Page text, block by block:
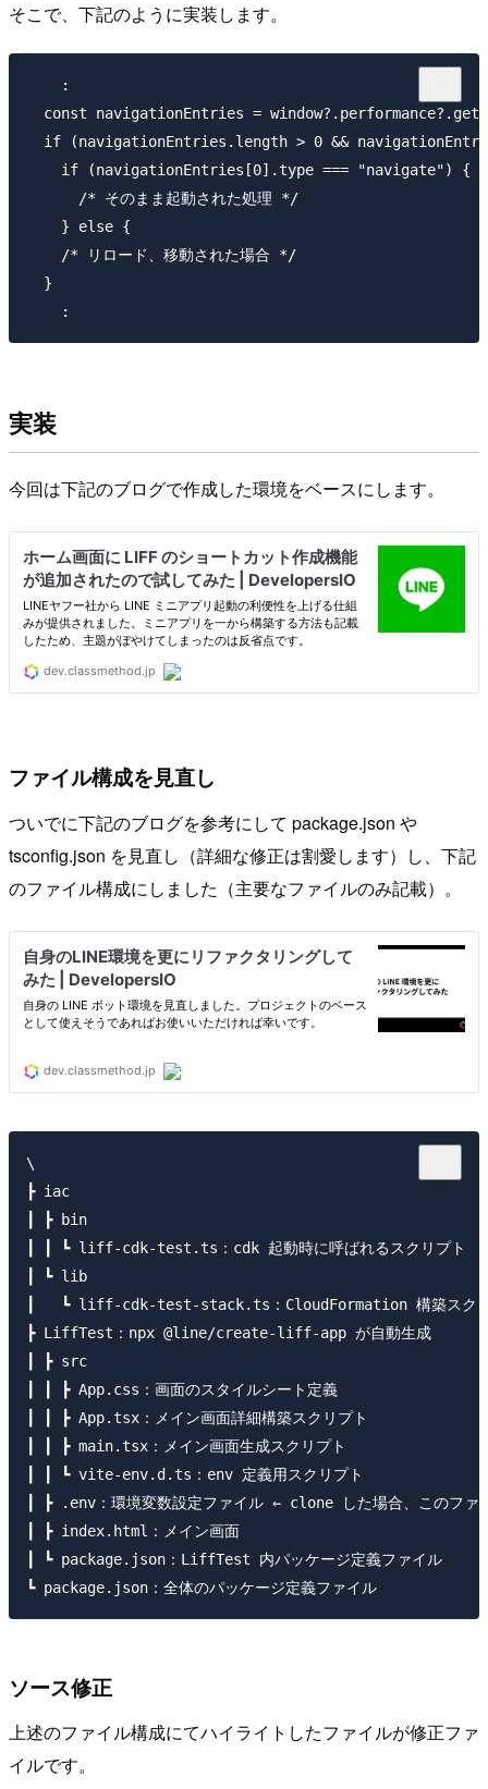
そこで、下記のように実装します。
    :
const navigationEntries =
if (navigationEntries.length > 0 &&
    if (navigationEntries[0].type === "navigate") {
      /* そのまま起動された処理 */
    } else {
    /* リロード、移動された場合 */
  }
実装
今回は下記のブログで作成した環境をベースにします。
ファイル構成を見直し
ついでに下記のブログを参考にして package.json や
tsconfig.json を見直し（詳細な修正は割愛します）し、下記
のファイル構成にしました（主要なファイルのみ記載）。
\
┣ iac
┃ ┣ bin
┃ ┃ ┗ liff-cdk-test.ts：cdk 起動時に呼ばれるスクリプト
┃ ┗ lib
┃   ┗ liff-cdk-test-stack.ts：CloudFormation 構築スク
┣ LiffTest：npx @line/create-liff-app が自動生成
┃ ┣ src
┃ ┃ ┣ App.css：画面のスタイルシート定義
┃ ┃ ┣ App.tsx：メイン画面詳細構築スクリプト
┃ ┃ ┣ main.tsx：メイン画面生成スクリプト
┃ ┃ ┗ vite-env.d.ts：env 定義用スクリプト
┃ ┣ .env：環境変数設定ファイル ← clone した場合、このファ
┃ ┣ index.html：メイン画面
┃ ┗ package.json：LiffTest 内パッケージ定義ファイル
ソース修正
上述のファイル構成にてハイライトしたファイルが修正ファ
イルです。